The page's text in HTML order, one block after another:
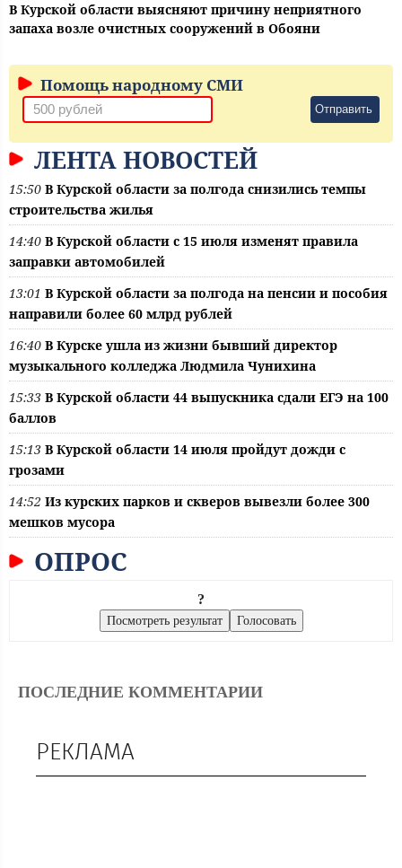
В Курской области выясняют причину неприятного
запаха возле очистных сооружений в Обояни
Помощь народному СМИ
Отправить
ЛЕНТА НОВОСТЕЙ
15:50 В Курской области за полгода снизились темпы
строительства жилья
14:40 В Курской области с 15 июля изменят правила
заправки автомобилей
13:01 В Курской области за полгода на пенсии и пособия
направили более 60 млрд рублей
16:40 В Курске ушла из жизни бывший директор
музыкального колледжа Людмила Чунихина
15:33 В Курской области 44 выпускника сдали ЕГЭ на 100
баллов
15:13 В Курской области 14 июля пройдут дожди с
грозами
14:52 Из курских парков и скверов вывезли более 300
мешков мусора
ОПРОС
?
ПОСЛЕДНИЕ КОММЕНТАРИИ
РЕКЛАМА